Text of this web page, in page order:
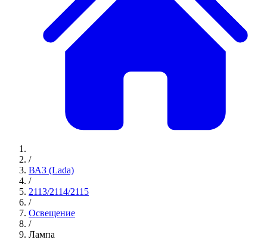
/
ВАЗ (Lada)
/
2113/2114/2115
/
Освещение
/
Лампа